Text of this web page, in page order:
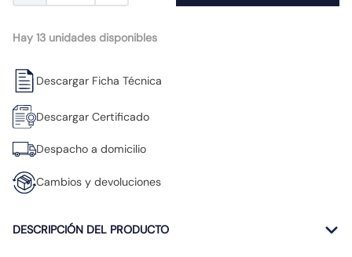
Hay 13 unidades disponibles
Descargar Ficha Técnica
Descargar Certificado
Despacho a domicilio
Cambios y devoluciones
DESCRIPCIÓN DEL PRODUCTO